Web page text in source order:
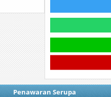
Penawaran Serupa